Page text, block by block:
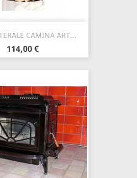
CAMINA ART...
114,00 €